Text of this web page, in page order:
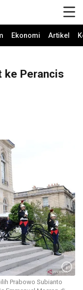
Ekonomi Artikel
ke Perancis
Prabowo Subianto